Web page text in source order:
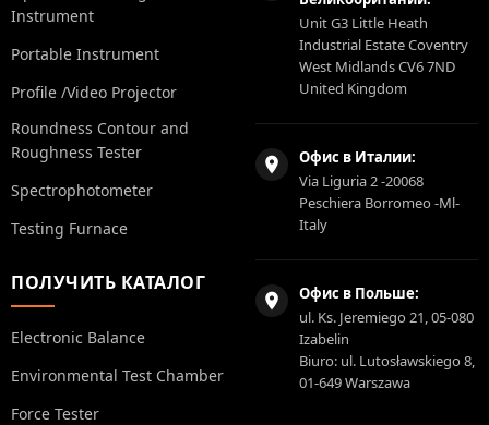
Instrument
Portable Instrument
Profile /Video Projector
Roundness Contour and
Roughness Tester
Spectrophotometer
Testing Furnace
ПОЛУЧИТЬ КАТАЛОГ
Electronic Balance
Environmental Test Chamber
Force Tester
Unit G3 Little Heath
Industrial Estate Coventry
West Midlands CV6 7ND
United Kingdom
Офис в Италии:
Via Liguria 2 -20068
Peschiera Borromeo -Ml-
Italy
Офис в Польше:
ul. Ks. Jeremiego 21, 05-080
Izabelin
Biuro: ul. Lutosławskiego 8,
01-649 Warszawa